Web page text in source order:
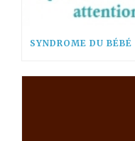
SYNDROME DU